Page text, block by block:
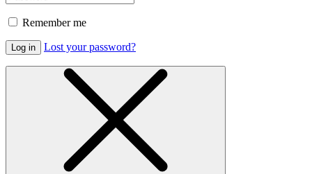
Remember me
Log in Lost your password?